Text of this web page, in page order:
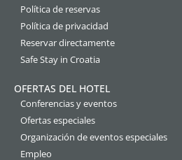
Política de reservas
Política de privacidad
Reservar directamente
Safe Stay in Croatia
OFERTAS DEL HOTEL
Conferencias y eventos
Ofertas especiales
Organización de eventos especiales
Empleo